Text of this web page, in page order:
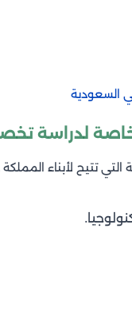
السعودية
لدراسة
التي تتيح لأبناء